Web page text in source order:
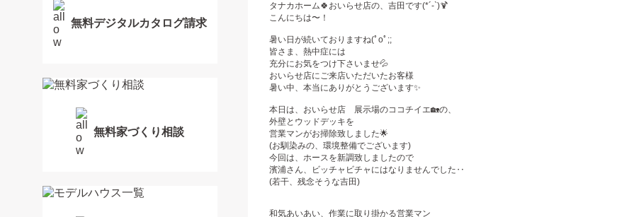
無料デジタルカタログ請求
無料家づくり相談
タナカホーム🍀おいらせ店の、吉田です(*´-`)🍹
こんにちは〜！
暑い日が続いておりますね(ﾟoﾟ;;
皆さま、熱中症には
充分にお気をつけ下さいませ💦
おいらせ店にご来店いただいたお客様
暑い中、本当にありがとうございます✨
本日は、おいらせ店 展示場のココチイエ🏡の、
外壁とウッドデッキを
営業マンがお掃除致しました🌟
(お馴染みの、環境整備でございます)
今回は、ホースを新調致しましたので
濱浦さん、ビッチャビチャにはなりませんでした‥
(若干、残念そうな吉田)
和気あいあい、作業に取り掛かる営業マン